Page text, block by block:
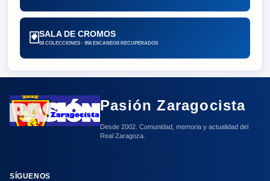
🃏SALA DE CROMOS
58 COLECCIONES · 956 ESCANEOS RECUPERADOS
Pasión Zaragocista
Desde 2002. Comunidad, memoria y actualidad del
Real Zaragoza.
SÍGUENOS